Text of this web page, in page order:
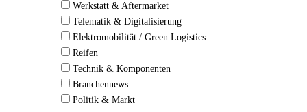
Werkstatt & Aftermarket
Telematik & Digitalisierung
Elektromobilität / Green Logistics
Reifen
Technik & Komponenten
Branchennews
Politik & Markt